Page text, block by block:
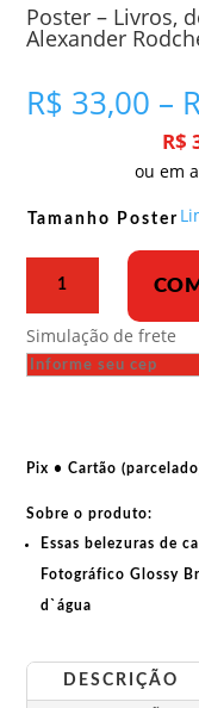
Poster – Livros,
Alexander
R$ 33,00 –
R$
ou em
Tamanho Poster
de
todos
por
Rodchenko
quantidade
Simulação de frete
Pix • Cartão
Sobre o produto:
Essas belezuras de
Fotográfico Glossy
d`água
DESCRIÇÃO